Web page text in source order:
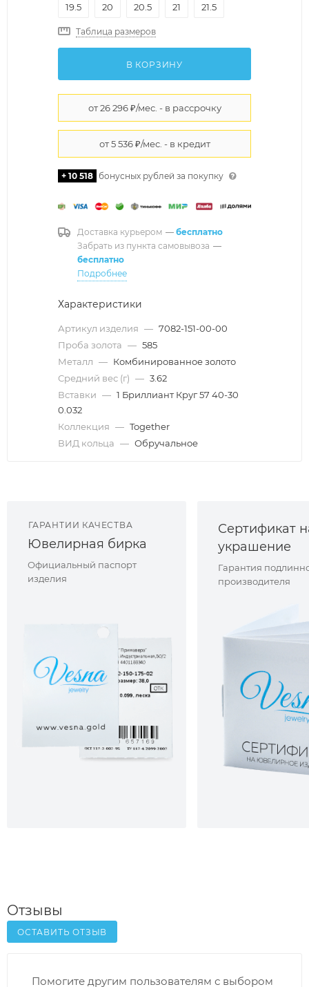
19.5 20 20.5 21 21.5
Таблица размеров
В КОРЗИНУ
+ 10 518 бонусных рублей за покупку
Доставка курьером — бесплатно
Забрать из пункта самовывоза —
бесплатно
Подробнее
Характеристики
Артикул изделия — 7082-151-00-00
Проба золота — 585
Металл — Комбинированное золото
Средний вес (г) — 3.62
Вставки — 1 Бриллиант Круг 57 40-30
0.032
Коллекция — Together
ВИД кольца — Обручальное
ГАРАНТИИ КАЧЕСТВА
Ювелирная бирка
Официальный паспорт
изделия
Сертификат
украшение
Гарантия
производителя
Отзывы
ОСТАВИТЬ ОТЗЫВ
Помогите другим пользователям с выбором